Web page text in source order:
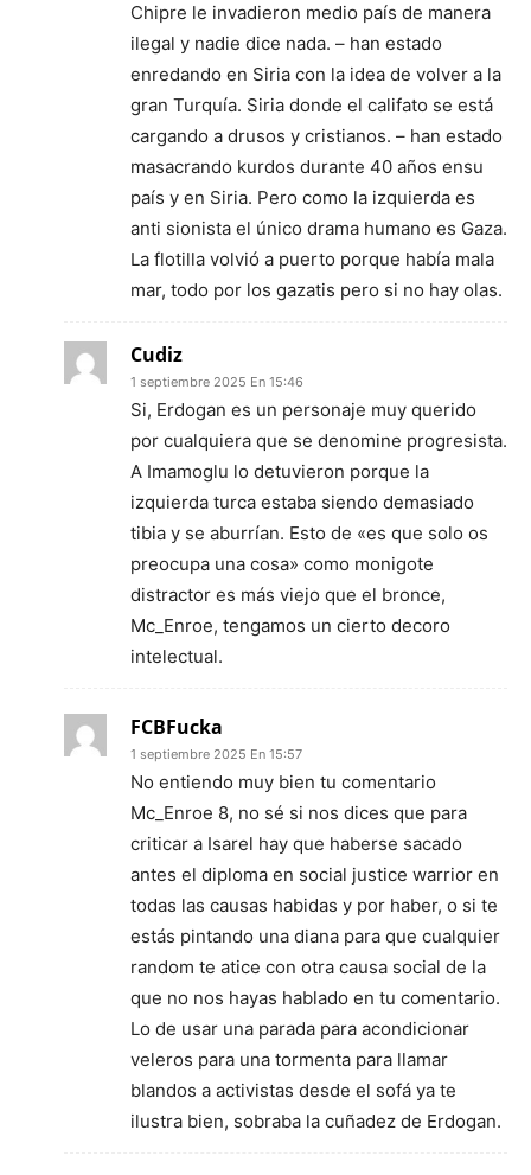
Chipre le invadieron medio país de manera
ilegal y nadie dice nada. – han estado
enredando en Siria con la idea de volver a la
gran Turquía. Siria donde el califato se está
cargando a drusos y cristianos. – han estado
masacrando kurdos durante 40 años ensu
país y en Siria. Pero como la izquierda es
anti sionista el único drama humano es Gaza.
La flotilla volvió a puerto porque había mala
mar, todo por los gazatis pero si no hay olas.
Cudiz
1 septiembre 2025 En 15:46
Si, Erdogan es un personaje muy querido
por cualquiera que se denomine progresista.
A Imamoglu lo detuvieron porque la
izquierda turca estaba siendo demasiado
tibia y se aburrían. Esto de «es que solo os
preocupa una cosa» como monigote
distractor es más viejo que el bronce,
Mc_Enroe, tengamos un cierto decoro
intelectual.
FCBFucka
1 septiembre 2025 En 15:57
No entiendo muy bien tu comentario
Mc_Enroe 8, no sé si nos dices que para
criticar a Isarel hay que haberse sacado
antes el diploma en social justice warrior en
todas las causas habidas y por haber, o si te
estás pintando una diana para que cualquier
random te atice con otra causa social de la
que no nos hayas hablado en tu comentario.
Lo de usar una parada para acondicionar
veleros para una tormenta para llamar
blandos a activistas desde el sofá ya te
ilustra bien, sobraba la cuñadez de Erdogan.